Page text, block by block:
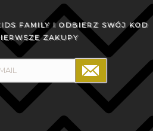
FAMILY I ODBIERZ SWÓJ KOD
ZAKUPY